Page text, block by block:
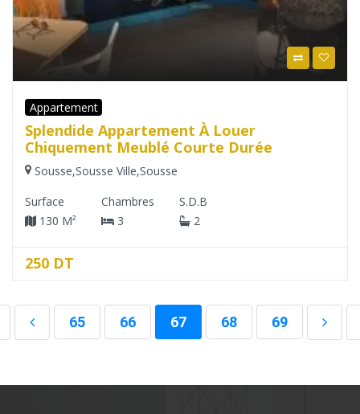
Appartement
Splendide Appartement À Louer
Chiquement Meublé Courte Durée
Sousse,Sousse Ville,Sousse
Surface
130 M²
Chambres
3
S.D.B
2
250 DT
65 66 67 68 69